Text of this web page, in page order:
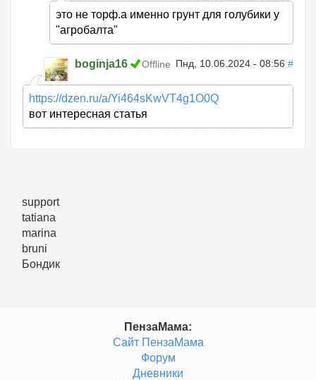
это не торф.а именно грунт для голубики у
"агробалта"
boginja16 Offline Пнд, 10.06.2024 - 08:56 #
https://dzen.ru/a/Yi464sKwVT4g1O0Q
вот интересная статья
support
tatiana
marina
bruni
Бондик
ПензаМама:
Сайт ПензаМама
Форум
Дневники